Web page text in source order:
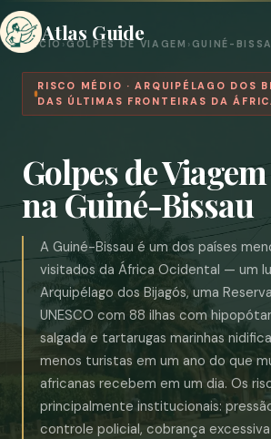
Atlas Guide
INÍCIO›GOLPES DE VIAGEM › GUINÉ-
RISCO MÉDIO · ARQUIPÉLAGO DOS
DAS ÚLTIMAS FRONTEIRAS DA
Golpes de Viagem
na Guiné-Bissau
A Guiné-Bissau é um dos países
visitados da África Ocidental — um
Arquipélago dos Bijagós, uma
UNESCO com 88 ilhas com
salgada e tartarugas marinhas
menos turistas em um ano do que
africanas recebem em um dia. Os
principalmente institucionais:
controle policial, cobrança excessiva